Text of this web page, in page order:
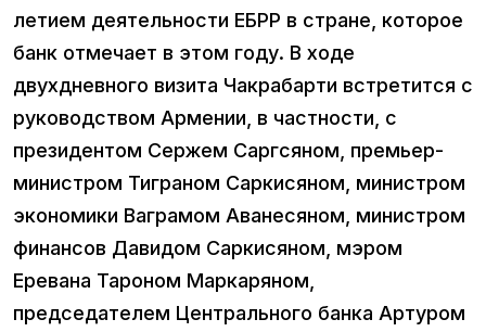
летием деятельности ЕБРР в стране, которое
банк отмечает в этом году. В ходе
двухдневного визита Чакрабарти встретится с
руководством Армении, в частности, с
президентом Сержем Саргсяном, премьер-
министром Тиграном Саркисяном, министром
экономики Ваграмом Аванесяном, министром
финансов Давидом Саркисяном, мэром
Еревана Тароном Маркаряном,
председателем Центрального банка Артуром